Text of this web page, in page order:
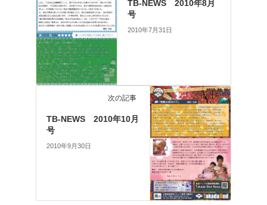
TB-NEWS 2010年8月
号
2010年7月31日
次の記事
TB-NEWS 2010年10月
号
2010年9月30日